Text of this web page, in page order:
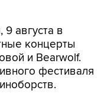
августа в
концерты
и Bearwolf.
фестиваля